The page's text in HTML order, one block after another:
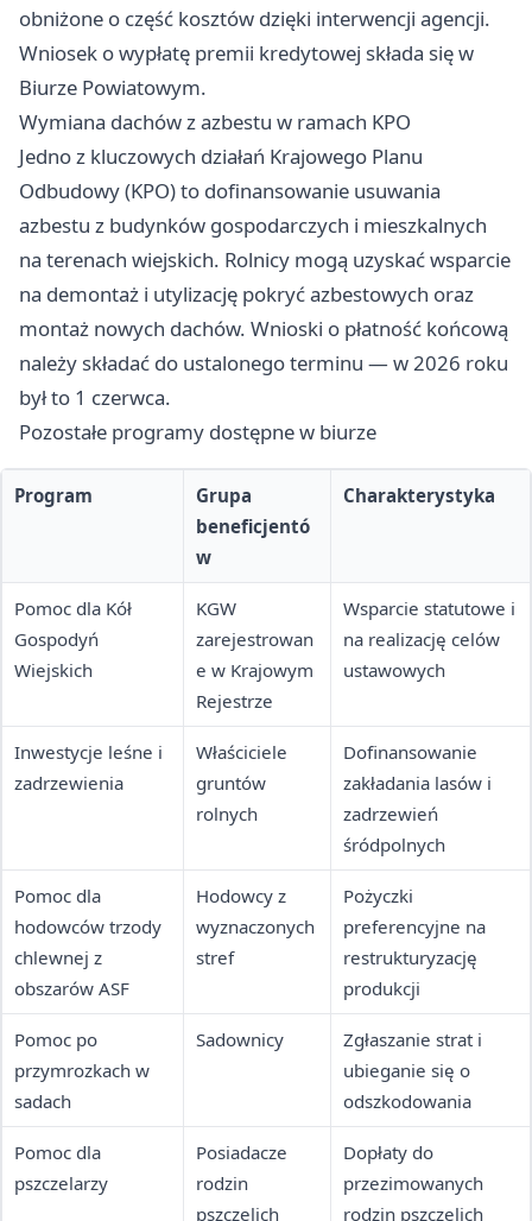
obniżone o część kosztów dzięki interwencji agencji.
Wniosek o wypłatę premii kredytowej składa się w
Biurze Powiatowym.
Wymiana dachów z azbestu w ramach KPO
Jedno z kluczowych działań Krajowego Planu
Odbudowy (KPO) to dofinansowanie usuwania
azbestu z budynków gospodarczych i mieszkalnych
na terenach wiejskich. Rolnicy mogą uzyskać wsparcie
na demontaż i utylizację pokryć azbestowych oraz
montaż nowych dachów. Wnioski o płatność końcową
należy składać do ustalonego terminu — w 2026 roku
był to 1 czerwca.
Pozostałe programy dostępne w biurze
Program
Grupa
beneficjentó
w
Charakterystyka
Pomoc dla Kół
Gospodyń
Wiejskich
KGW
zarejestrowan
e w Krajowym
Rejestrze
Wsparcie statutowe i
na realizację celów
ustawowych
Inwestycje leśne i
zadrzewienia
Właściciele
gruntów
rolnych
Dofinansowanie
zakładania lasów i
zadrzewień
śródpolnych
Pomoc dla
hodowców trzody
chlewnej z
obszarów ASF
Hodowcy z
wyznaczonych
stref
Pożyczki
preferencyjne na
restrukturyzację
produkcji
Pomoc po
przymrozkach w
sadach
Sadownicy
Zgłaszanie strat i
ubieganie się o
odszkodowania
Pomoc dla
pszczelarzy
Posiadacze
rodzin
pszczelich
Dopłaty do
przezimowanych
rodzin pszczelich